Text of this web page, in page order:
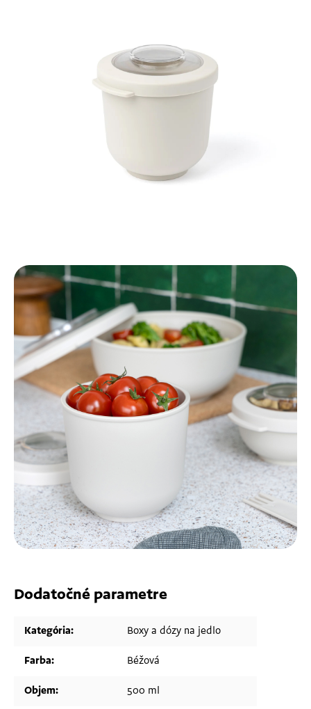
Dodatočné parametre
Kategória: Boxy a dózy na jedlo
Farba: Béžová
Objem: 500 ml